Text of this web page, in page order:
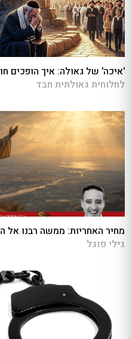
'איכה' של גאולה: איך הופכים
לחלוחית גאולתית חבד
מחיר האחריות: ממשה רבנו
גילי פוגל